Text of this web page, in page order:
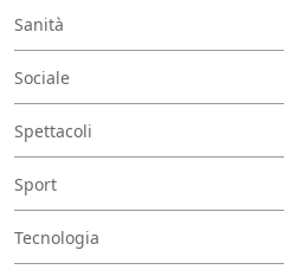
Sanità
Sociale
Spettacoli
Sport
Tecnologia